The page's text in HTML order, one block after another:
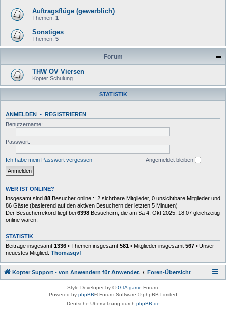
Auftragsflüge (gewerblich)
Themen: 1
Sonstiges
Themen: 5
Forum
THW OV Viersen
Kopter Schulung
STATISTIK
ANMELDEN • REGISTRIEREN
Benutzername:
Passwort:
Ich habe mein Passwort vergessen Angemeldet bleiben
WER IST ONLINE?
Insgesamt sind 88 Besucher online :: 2 sichtbare Mitglieder, 0 unsichtbare Mitglieder und
86 Gäste (basierend auf den aktiven Besuchern der letzten 5 Minuten)
Der Besucherrekord liegt bei 6398 Besuchern, die am Sa 4. Okt 2025, 18:07 gleichzeitig
online waren.
STATISTIK
Beiträge insgesamt 1336 • Themen insgesamt 581 • Mitglieder insgesamt 567 • Unser
neuestes Mitglied: Thomasqvf
Kopter Support - von Anwendern für Anwender. Foren-Übersicht
Style Developer by ©GTA game Forum.
Powered by phpBB® Forum Software © phpBB Limited
Deutsche Übersetzung durch phpBB.de